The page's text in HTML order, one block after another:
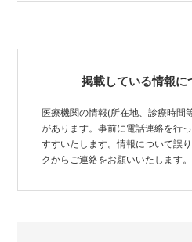
掲載している情報
医療機関の情報(所在地、診療時間
があります。事前に電話連絡を行
すすいたします。情報について誤
クからご連絡をお願いいたします。